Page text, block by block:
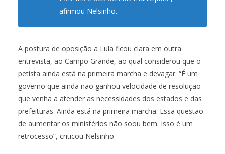
afirmou Nelsinho.
A postura de oposição a Lula ficou clara em outra
entrevista, ao Campo Grande, ao qual considerou que o
petista ainda está na primeira marcha e devagar. “É um
governo que ainda não ganhou velocidade de resolução
que venha a atender as necessidades dos estados e das
prefeituras. Ainda está na primeira marcha. Essa questão
de aumentar os ministérios não soou bem. Isso é um
retrocesso”, criticou Nelsinho.